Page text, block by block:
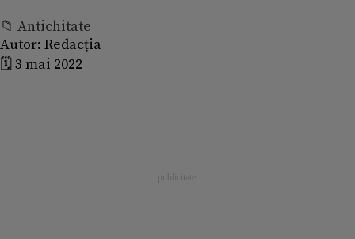
📁 Antichitate
Autor: Redacția
🗓️ 3 mai 2022